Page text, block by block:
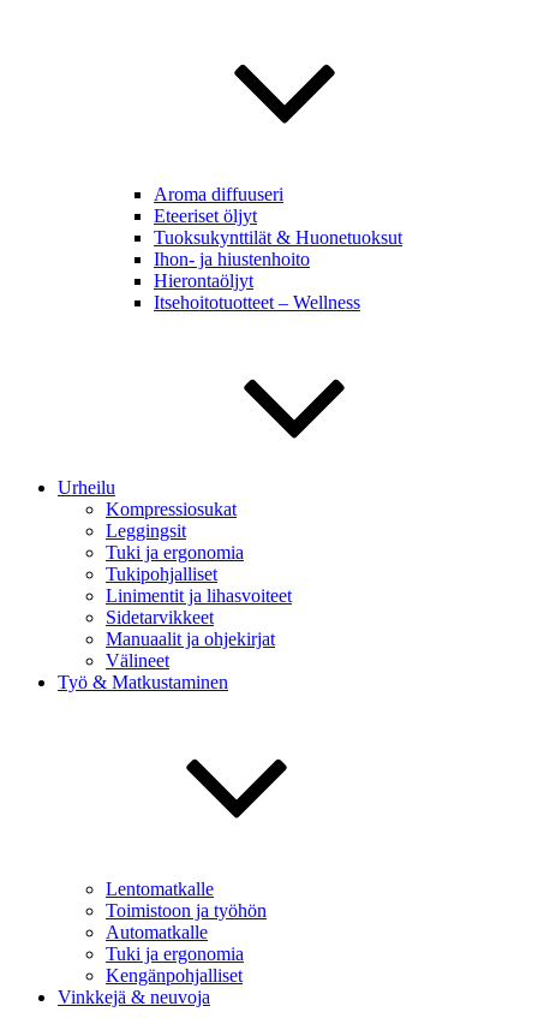
Aroma diffuuseri
Eteeriset öljyt
Tuoksukynttilät & Huonetuoksut
Ihon- ja hiustenhoito
Hierontaöljyt
Itsehoitotuotteet – Wellness
Urheilu
Kompressiosukat
Leggingsit
Tuki ja ergonomia
Tukipohjalliset
Linimentit ja lihasvoiteet
Sidetarvikkeet
Manuaalit ja ohjekirjat
Välineet
Työ & Matkustaminen
Lentomatkalle
Toimistoon ja työhön
Automatkalle
Tuki ja ergonomia
Kengänpohjalliset
Vinkkejä & neuvoja